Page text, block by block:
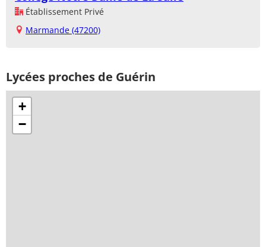
Établissement Privé
Marmande (47200)
Lycées proches de Guérin
+
−